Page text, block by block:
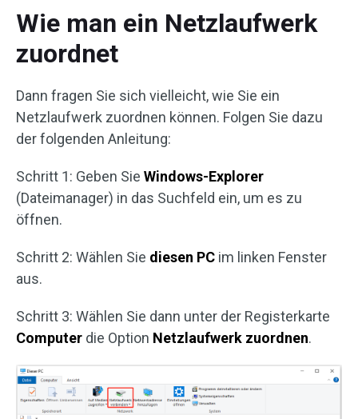
Wie man ein Netzlaufwerk
zuordnet
Dann fragen Sie sich vielleicht, wie Sie ein
Netzlaufwerk zuordnen können. Folgen Sie dazu
der folgenden Anleitung:
Schritt 1: Geben Sie Windows-Explorer
(Dateimanager) in das Suchfeld ein, um es zu
öffnen.
Schritt 2: Wählen Sie diesen PC im linken Fenster
aus.
Schritt 3: Wählen Sie dann unter der Registerkarte
Computer die Option Netzlaufwerk zuordnen.